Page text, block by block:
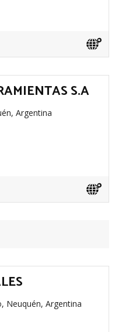
S.A
Argentina
Neuquén, Argentina